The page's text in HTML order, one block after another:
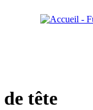
tête